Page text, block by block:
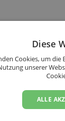
folgendenDiese
Cookies, um die
unserer
ALLE